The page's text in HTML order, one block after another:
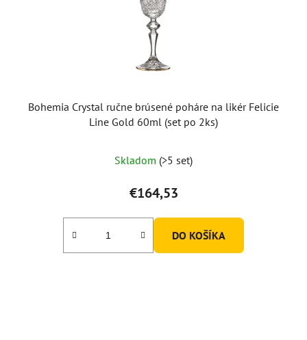
Bohemia Crystal ručne brúsené poháre na likér Felicie
Line Gold 60ml (set po 2ks)
Skladom (>5 set)
€164,53
DO KOŠÍKA